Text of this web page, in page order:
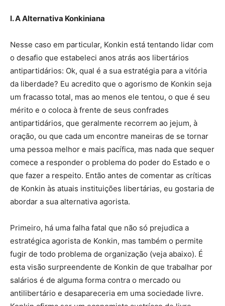
I. A Alternativa Konkiniana
Nesse caso em particular, Konkin está tentando lidar com
o desafio que estabeleci anos atrás aos libertários
antipartidários: Ok, qual é a sua estratégia para a vitória
da liberdade? Eu acredito que o agorismo de Konkin seja
um fracasso total, mas ao menos ele tentou, o que é seu
mérito e o coloca à frente de seus confrades
antipartidários, que geralmente recorrem ao jejum, à
oração, ou que cada um encontre maneiras de se tornar
uma pessoa melhor e mais pacífica, mas nada que sequer
comece a responder o problema do poder do Estado e o
que fazer a respeito. Então antes de comentar as críticas
de Konkin às atuais instituições libertárias, eu gostaria de
abordar a sua alternativa agorista.
Primeiro, há uma falha fatal que não só prejudica a
estratégica agorista de Konkin, mas também o permite
fugir de todo problema de organização (veja abaixo). É
esta visão surpreendente de Konkin de que trabalhar por
salários é de alguma forma contra o mercado ou
antilibertário e desapareceria em uma sociedade livre.